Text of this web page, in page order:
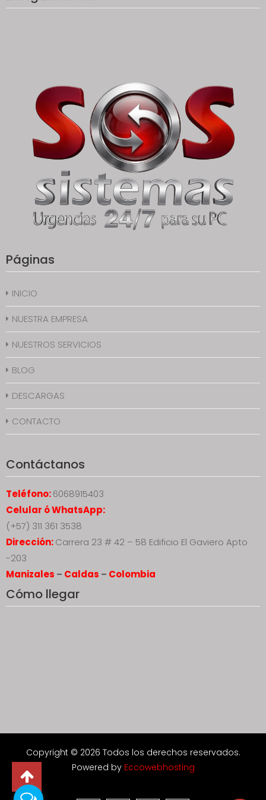
Páginas
INICIO
NUESTRA EMPRESA
NUESTROS SERVICIOS
BLOG
DESCARGAS
CONTACTO
Contáctanos
Teléfono:6068915403
Celular ó WhatsApp:
(+57) 311 361 3538
Dirección:Carrera 23 # 42 – 58 Edificio El Gaviero Apto
-203
Manizales – Caldas – Colombia
Cómo llegar
Copyright © 2026 Todos los derechos reservados.
Powered by Eccowebhosting